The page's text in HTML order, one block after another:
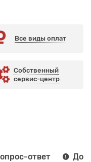
Все виды оплат
Собственный
сервис-центр
ответ